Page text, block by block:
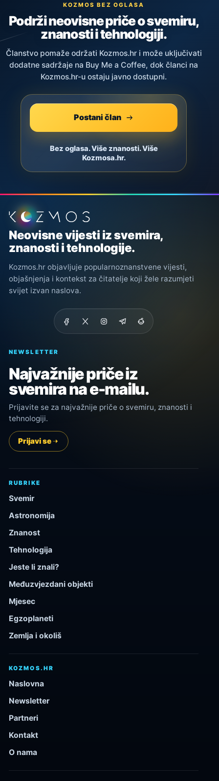
KOZMOS BEZ OGLASA
Podrži neovisne priče o svemiru,
znanosti i tehnologiji.
Članstvo pomaže održati Kozmos.hr i može uključivati
dodatne sadržaje na Buy Me a Coffee, dok članci na
Kozmos.hr-u ostaju javno dostupni.
Postani član
Bez oglasa. Više znanosti. Više
Kozmosa.hr.
Podnožje stranice
Neovisne vijesti iz svemira,
znanosti i tehnologije.
Kozmos.hr objavljuje popularnoznanstvene vijesti,
objašnjenja i kontekst za čitatelje koji žele razumjeti
svijet izvan naslova.
NEWSLETTER
Najvažnije priče iz
svemira na e-mailu.
Prijavite se za najvažnije priče o svemiru, znanosti i
tehnologiji.
Prijavi se
RUBRIKE
Svemir
Astronomija
Znanost
Tehnologija
Jeste li znali?
Međuzvjezdani objekti
Mjesec
Egzoplaneti
Zemlja i okoliš
KOZMOS.HR
Naslovna
Newsletter
Partneri
Kontakt
O nama